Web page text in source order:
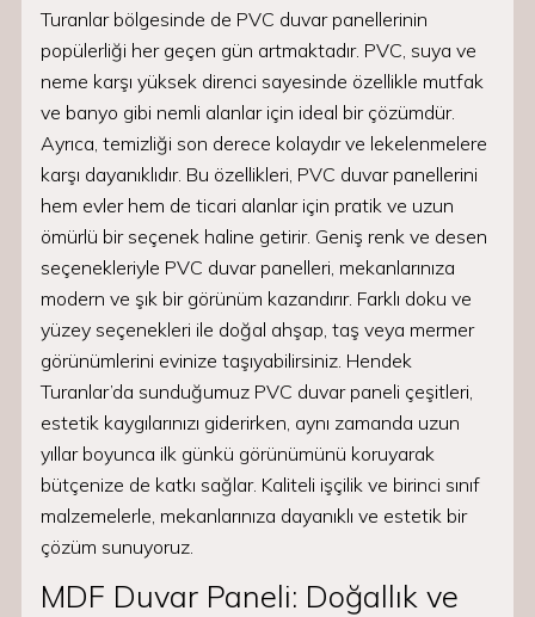
Turanlar bölgesinde de PVC duvar panellerinin
popülerliği her geçen gün artmaktadır. PVC, suya ve
neme karşı yüksek direnci sayesinde özellikle mutfak
ve banyo gibi nemli alanlar için ideal bir çözümdür.
Ayrıca, temizliği son derece kolaydır ve lekelenmelere
karşı dayanıklıdır. Bu özellikleri, PVC duvar panellerini
hem evler hem de ticari alanlar için pratik ve uzun
ömürlü bir seçenek haline getirir. Geniş renk ve desen
seçenekleriyle PVC duvar panelleri, mekanlarınıza
modern ve şık bir görünüm kazandırır. Farklı doku ve
yüzey seçenekleri ile doğal ahşap, taş veya mermer
görünümlerini evinize taşıyabilirsiniz. Hendek
Turanlar’da sunduğumuz PVC duvar paneli çeşitleri,
estetik kaygılarınızı giderirken, aynı zamanda uzun
yıllar boyunca ilk günkü görünümünü koruyarak
bütçenize de katkı sağlar. Kaliteli işçilik ve birinci sınıf
malzemelerle, mekanlarınıza dayanıklı ve estetik bir
çözüm sunuyoruz.
MDF Duvar Paneli: Doğallık ve